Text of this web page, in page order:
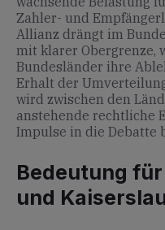
Zahler- und
Allianz drängt im
mit klarer Obergrenze,
Bundesländer ihre
Erhalt der
wird zwischen den
anstehende rechtliche
Impulse in die Debatte
Bedeutung
und